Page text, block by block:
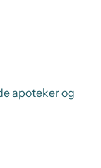
apoteker og